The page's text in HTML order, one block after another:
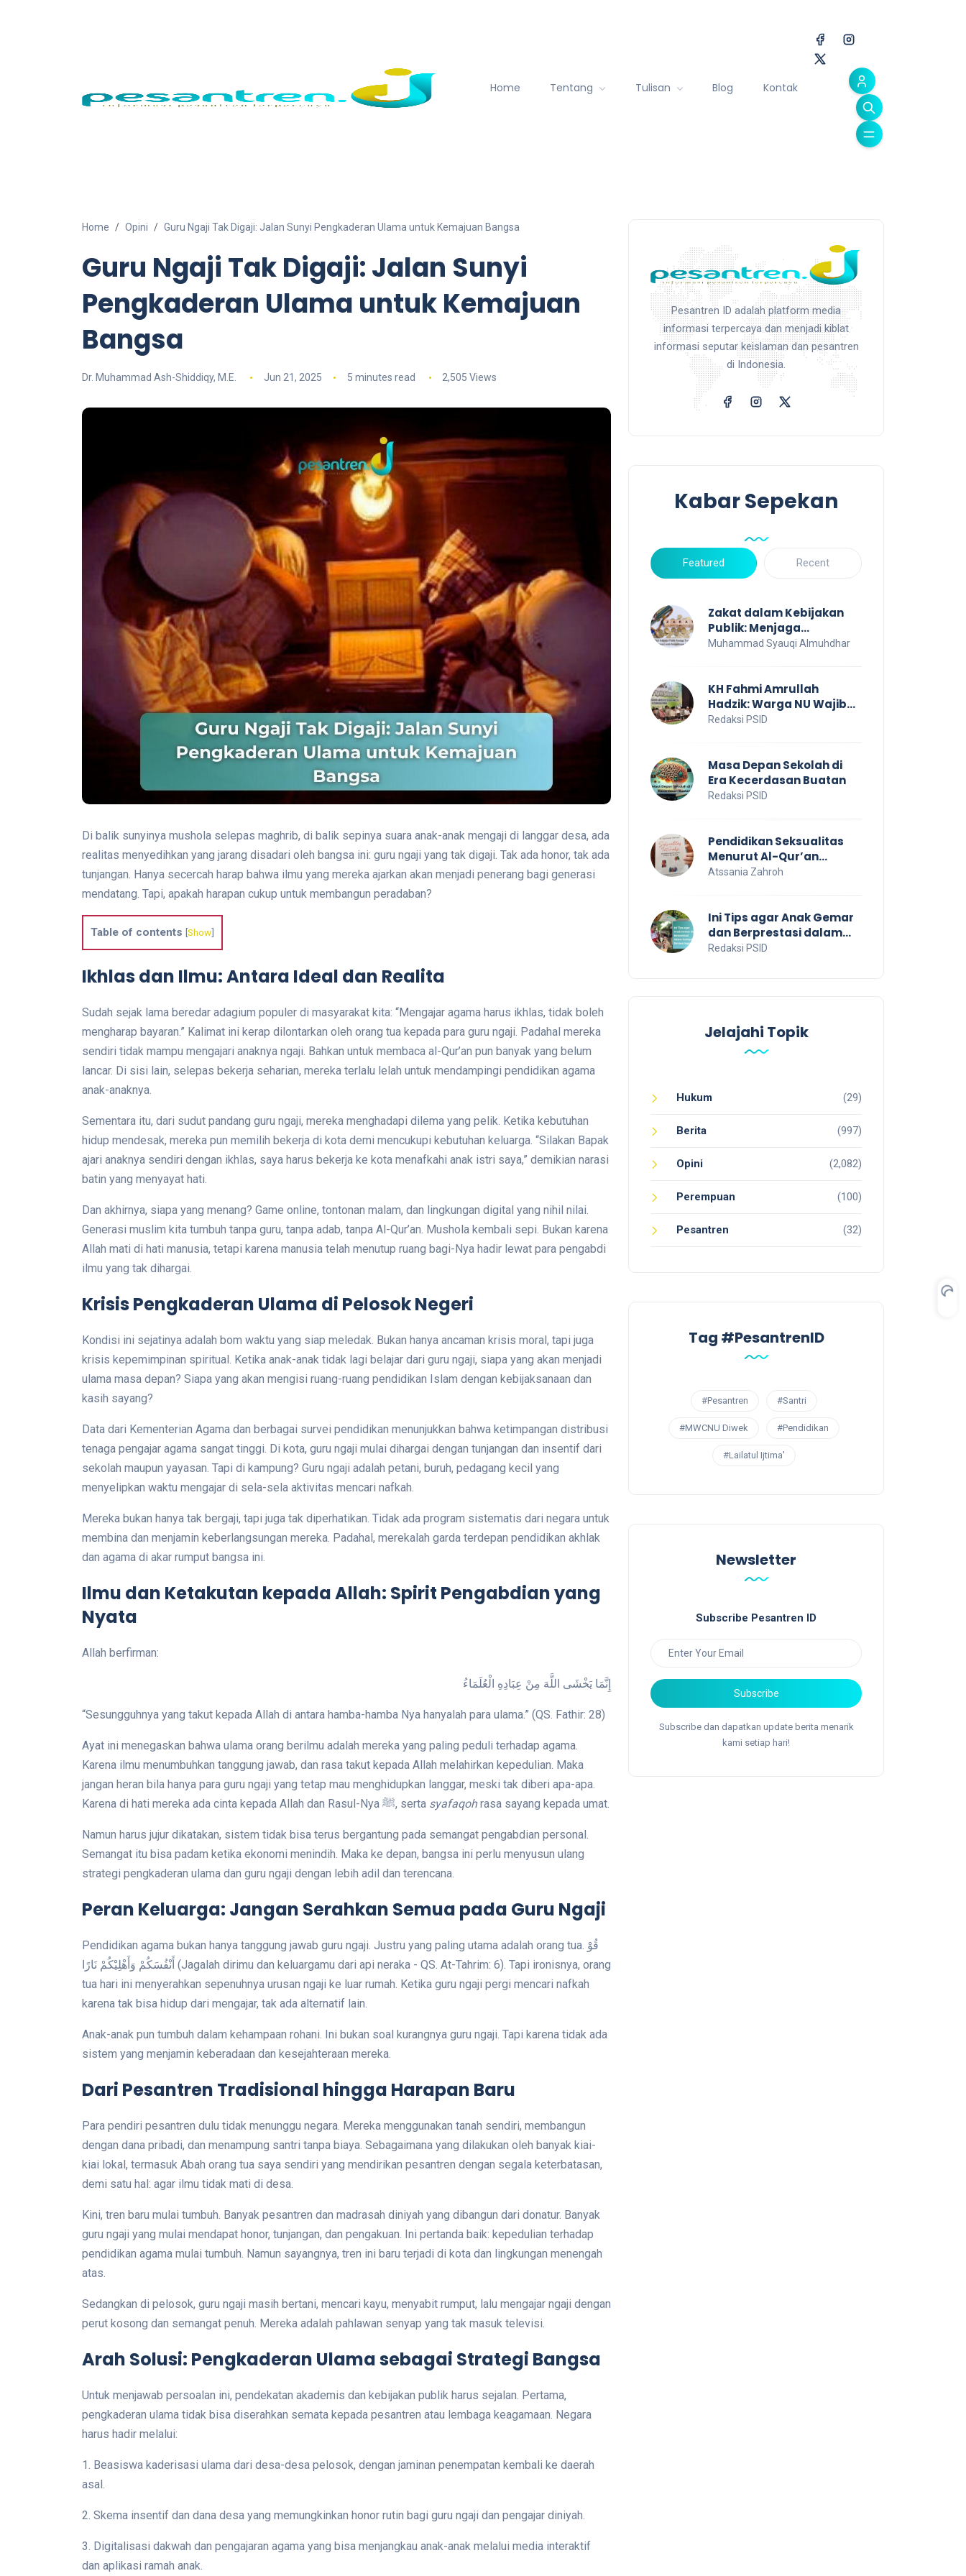
Home Tentang Tulisan Blog Kontak
Home Opini Guru Ngaji Tak Digaji: Jalan Sunyi Pengkaderan Ulama untuk Kemajuan Bangsa
Guru Ngaji Tak Digaji: Jalan Sunyi
Pengkaderan Ulama untuk Kemajuan
Bangsa
Dr. Muhammad Ash-Shiddiqy, M.E. Jun 21, 2025 5 minutes read 2,505 Views
Di balik sunyinya mushola selepas maghrib, di balik sepinya suara anak-anak mengaji di langgar desa, ada
realitas menyedihkan yang jarang disadari oleh bangsa ini: guru ngaji yang tak digaji. Tak ada honor, tak ada
tunjangan. Hanya secercah harap bahwa ilmu yang mereka ajarkan akan menjadi penerang bagi generasi
mendatang. Tapi, apakah harapan cukup untuk membangun peradaban?
Table of contents [Show]
Ikhlas dan Ilmu: Antara Ideal dan Realita
Sudah sejak lama beredar adagium populer di masyarakat kita: “Mengajar agama harus ikhlas, tidak boleh
mengharap bayaran.” Kalimat ini kerap dilontarkan oleh orang tua kepada para guru ngaji. Padahal mereka
sendiri tidak mampu mengajari anaknya ngaji. Bahkan untuk membaca al-Qur’an pun banyak yang belum
lancar. Di sisi lain, selepas bekerja seharian, mereka terlalu lelah untuk mendampingi pendidikan agama
anak-anaknya.
Sementara itu, dari sudut pandang guru ngaji, mereka menghadapi dilema yang pelik. Ketika kebutuhan
hidup mendesak, mereka pun memilih bekerja di kota demi mencukupi kebutuhan keluarga. “Silakan Bapak
ajari anaknya sendiri dengan ikhlas, saya harus bekerja ke kota menafkahi anak istri saya,” demikian narasi
batin yang menyayat hati.
Dan akhirnya, siapa yang menang? Game online, tontonan malam, dan lingkungan digital yang nihil nilai.
Generasi muslim kita tumbuh tanpa guru, tanpa adab, tanpa Al-Qur’an. Mushola kembali sepi. Bukan karena
Allah mati di hati manusia, tetapi karena manusia telah menutup ruang bagi-Nya hadir lewat para pengabdi
ilmu yang tak dihargai.
Krisis Pengkaderan Ulama di Pelosok Negeri
Kondisi ini sejatinya adalah bom waktu yang siap meledak. Bukan hanya ancaman krisis moral, tapi juga
krisis kepemimpinan spiritual. Ketika anak-anak tidak lagi belajar dari guru ngaji, siapa yang akan menjadi
ulama masa depan? Siapa yang akan mengisi ruang-ruang pendidikan Islam dengan kebijaksanaan dan
kasih sayang?
Data dari Kementerian Agama dan berbagai survei pendidikan menunjukkan bahwa ketimpangan distribusi
tenaga pengajar agama sangat tinggi. Di kota, guru ngaji mulai dihargai dengan tunjangan dan insentif dari
sekolah maupun yayasan. Tapi di kampung? Guru ngaji adalah petani, buruh, pedagang kecil yang
menyelipkan waktu mengajar di sela-sela aktivitas mencari nafkah.
Mereka bukan hanya tak bergaji, tapi juga tak diperhatikan. Tidak ada program sistematis dari negara untuk
membina dan menjamin keberlangsungan mereka. Padahal, merekalah garda terdepan pendidikan akhlak
dan agama di akar rumput bangsa ini.
Ilmu dan Ketakutan kepada Allah: Spirit Pengabdian yang
Nyata
Allah berfirman:
إِنَّمَا يَخْشَى اللَّهَ مِنْ عِبَادِهِ الْعُلَمَاءُ
“Sesungguhnya yang takut kepada Allah di antara hamba-hamba Nya hanyalah para ulama.” (QS. Fathir: 28)
Ayat ini menegaskan bahwa ulama orang berilmu adalah mereka yang paling peduli terhadap agama.
Karena ilmu menumbuhkan tanggung jawab, dan rasa takut kepada Allah melahirkan kepedulian. Maka
jangan heran bila hanya para guru ngaji yang tetap mau menghidupkan langgar, meski tak diberi apa-apa.
Karena di hati mereka ada cinta kepada Allah dan Rasul-Nya ﷺ, serta syafaqohrasa sayang kepada umat.
Namun harus jujur dikatakan, sistem tidak bisa terus bergantung pada semangat pengabdian personal.
Semangat itu bisa padam ketika ekonomi menindih. Maka ke depan, bangsa ini perlu menyusun ulang
strategi pengkaderan ulama dan guru ngaji dengan lebih adil dan terencana.
Peran Keluarga: Jangan Serahkan Semua pada Guru Ngaji
Pendidikan agama bukan hanya tanggung jawab guru ngaji. Justru yang paling utama adalah orang tua. قُوْ
أَنْفُسَكُمْ وَأَهْلِيْكُمْ نَارًا (Jagalah dirimu dan keluargamu dari api neraka - QS. At-Tahrim: 6). Tapi ironisnya, orang
tua hari ini menyerahkan sepenuhnya urusan ngaji ke luar rumah. Ketika guru ngaji pergi mencari nafkah
karena tak bisa hidup dari mengajar, tak ada alternatif lain.
Anak-anak pun tumbuh dalam kehampaan rohani. Ini bukan soal kurangnya guru ngaji. Tapi karena tidak ada
sistem yang menjamin keberadaan dan kesejahteraan mereka.
Dari Pesantren Tradisional hingga Harapan Baru
Para pendiri pesantren dulu tidak menunggu negara. Mereka menggunakan tanah sendiri, membangun
dengan dana pribadi, dan menampung santri tanpa biaya. Sebagaimana yang dilakukan oleh banyak kiai-
kiai lokal, termasuk Abah orang tua saya sendiri yang mendirikan pesantren dengan segala keterbatasan,
demi satu hal: agar ilmu tidak mati di desa.
Kini, tren baru mulai tumbuh. Banyak pesantren dan madrasah diniyah yang dibangun dari donatur. Banyak
guru ngaji yang mulai mendapat honor, tunjangan, dan pengakuan. Ini pertanda baik: kepedulian terhadap
pendidikan agama mulai tumbuh. Namun sayangnya, tren ini baru terjadi di kota dan lingkungan menengah
atas.
Sedangkan di pelosok, guru ngaji masih bertani, mencari kayu, menyabit rumput, lalu mengajar ngaji dengan
perut kosong dan semangat penuh. Mereka adalah pahlawan senyap yang tak masuk televisi.
Arah Solusi: Pengkaderan Ulama sebagai Strategi Bangsa
Untuk menjawab persoalan ini, pendekatan akademis dan kebijakan publik harus sejalan. Pertama,
pengkaderan ulama tidak bisa diserahkan semata kepada pesantren atau lembaga keagamaan. Negara
harus hadir melalui:
1. Beasiswa kaderisasi ulama dari desa-desa pelosok, dengan jaminan penempatan kembali ke daerah
asal.
2. Skema insentif dan dana desa yang memungkinkan honor rutin bagi guru ngaji dan pengajar diniyah.
3. Digitalisasi dakwah dan pengajaran agama yang bisa menjangkau anak-anak melalui media interaktif
dan aplikasi ramah anak.
Pesantren ID adalah platform media
informasi terpercaya dan menjadi kiblat
informasi seputar keislaman dan pesantren
di Indonesia.
Kabar Sepekan
Featured Recent
Zakat dalam Kebijakan
Publik: Menjaga
Transparansi dan Efisiensi
Muhammad Syauqi Almuhdhar
KH Fahmi Amrullah
Hadzik: Warga NU Wajib
Jaga NKRI
Redaksi PSID
Masa Depan Sekolah di
Era Kecerdasan Buatan
Redaksi PSID
Pendidikan Seksualitas
Menurut Al-Qur’an
Sebagai Pendidikan
Atssania Zahroh
Ini Tips agar Anak Gemar
dan Berprestasi dalam
Kompetisi Bahasa Inggris
Redaksi PSID
Jelajahi Topik
Hukum (29)
Berita (997)
Opini (2,082)
Perempuan (100)
Pesantren (32)
Tag #PesantrenID
#Pesantren #Santri
#MWCNU Diwek #Pendidikan
#Lailatul Ijtima'
Newsletter
Subscribe Pesantren ID
Subscribe
Subscribe dan dapatkan update berita menarik
kami setiap hari!